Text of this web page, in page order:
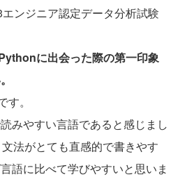
ンジニア認定データ分析試験
に出会った際の第一印象
。
みやすい言語であると感じまし
法がとても直感的で書きやす
語に比べて学びやすいと思いま